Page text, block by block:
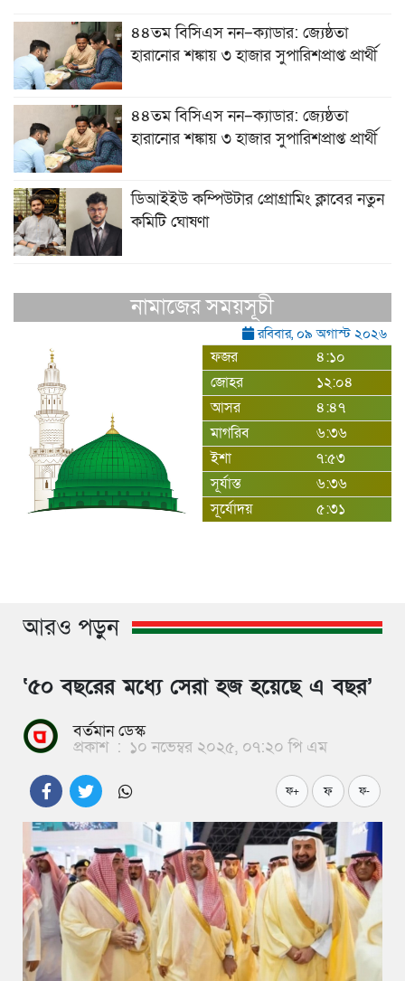
৪৪তম বিসিএস নন–ক্যাডার: জ্যেষ্ঠতা
হারানোর শঙ্কায় ৩ হাজার সুপারিশপ্রাপ্ত প্রার্থী
৪৪তম বিসিএস নন–ক্যাডার: জ্যেষ্ঠতা
হারানোর শঙ্কায় ৩ হাজার সুপারিশপ্রাপ্ত প্রার্থী
ডিআইইউ কম্পিউটার প্রোগ্রামিং ক্লাবের নতুন
কমিটি ঘোষণা
নামাজের সময়সূচী
রবিবার, ০৯ অগাস্ট ২০২৬
ফজর
৪:১০
জোহর
১২:০৪
আসর
৪:৪৭
মাগরিব
৬:৩৬
ইশা
৭:৫৩
সূর্যাস্ত
৬:৩৬
সূর্যোদয়
৫:৩১
আরও পড়ুন
‘৫০ বছরের মধ্যে সেরা হজ হয়েছে এ বছর’
বর্তমান ডেস্ক
প্রকাশ : ১০ নভেম্বর ২০২৫, ০৭:২০ পি এম
ফ+ ফ ফ-